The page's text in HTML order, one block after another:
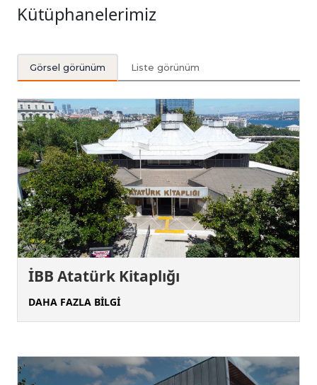
Kütüphanelerimiz
Görsel görünüm Liste görünüm
İBB Atatürk Kitaplığı
DAHA FAZLA BİLGİ